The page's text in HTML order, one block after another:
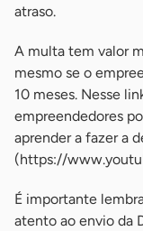
atraso.
A multa tem valor
mesmo se o
10 meses. Nesse
empreendedores
aprender a fazer a
(https://
É importante
atento ao envio da